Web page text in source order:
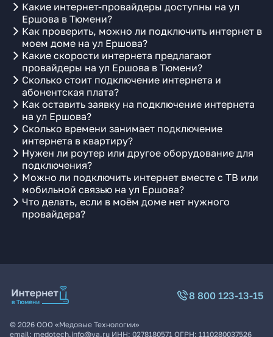
Какие интернет-провайдеры доступны на ул
Ершова в Тюмени?
Как проверить, можно ли подключить интернет в
моем доме на ул Ершова?
Какие скорости интернета предлагают
провайдеры на ул Ершова в Тюмени?
Сколько стоит подключение интернета и
абонентская плата?
Как оставить заявку на подключение интернета
на ул Ершова?
Сколько времени занимает подключение
интернета в квартиру?
Нужен ли роутер или другое оборудование для
подключения?
Можно ли подключить интернет вместе с ТВ или
мобильной связью на ул Ершова?
Что делать, если в моём доме нет нужного
провайдера?
8 800 123-13-15
© 2026 ООО «Медовые Технологии»
email: medotech.info@ya.ru ИНН: 0278180571 ОГРН: 1110280037526